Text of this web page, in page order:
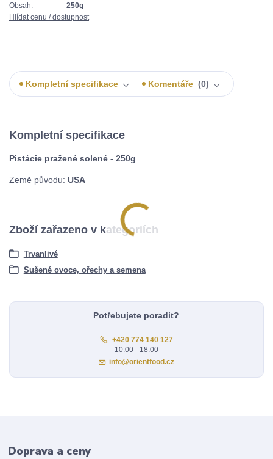
Obsah:
250g
Hlídat cenu / dostupnost
Kompletní specifikace Komentáře 0
Kompletní specifikace
Pistácie pražené solené - 250g
Země původu: USA
Zboží zařazeno v kategoriích
Trvanlivé
Sušené ovoce, ořechy a semena
Potřebujete poradit?
+420 774 140 127
10:00 - 18:00
info@orientfood.cz
Doprava a ceny